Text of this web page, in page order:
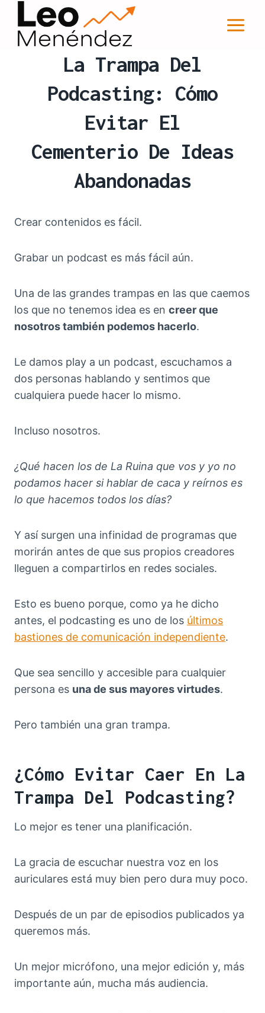
contenido
La Trampa Del
Podcasting: Cómo
Evitar El
Cementerio De Ideas
Abandonadas
Crear contenidos es fácil.
Grabar un podcast es más fácil aún.
Una de las grandes trampas en las que caemos
los que no tenemos idea es en creer que
nosotros también podemos hacerlo.
Le damos play a un podcast, escuchamos a
dos personas hablando y sentimos que
cualquiera puede hacer lo mismo.
Incluso nosotros.
¿Qué hacen los de La Ruina que vos y yo no
podamos hacer si hablar de caca y reírnos es
lo que hacemos todos los días?
Y así surgen una infinidad de programas que
morirán antes de que sus propios creadores
lleguen a compartirlos en redes sociales.
Esto es bueno porque, como ya he dicho
antes, el podcasting es uno de los últimos
bastiones de comunicación independiente.
Que sea sencillo y accesible para cualquier
persona es una de sus mayores virtudes.
Pero también una gran trampa.
¿Cómo Evitar Caer En La
Trampa Del Podcasting?
Lo mejor es tener una planificación.
La gracia de escuchar nuestra voz en los
auriculares está muy bien pero dura muy poco.
Después de un par de episodios publicados ya
queremos más.
Un mejor micrófono, una mejor edición y, más
importante aún, mucha más audiencia.